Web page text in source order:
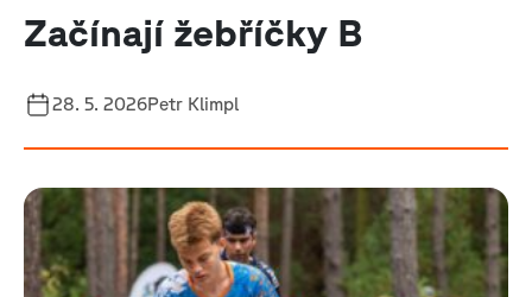
Začínají žebříčky B
28. 5. 2026Petr Klimpl